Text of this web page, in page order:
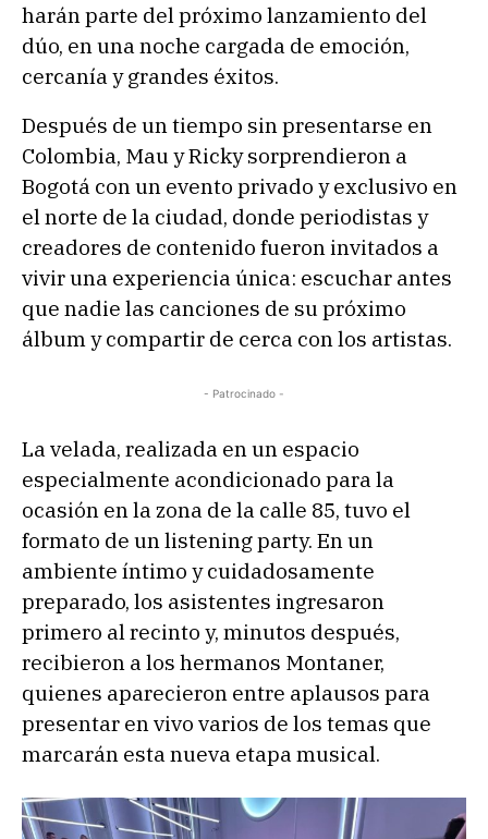
harán parte del próximo lanzamiento del
dúo, en una noche cargada de emoción,
cercanía y grandes éxitos.
Después de un tiempo sin presentarse en
Colombia, Mau y Ricky sorprendieron a
Bogotá con un evento privado y exclusivo en
el norte de la ciudad, donde periodistas y
creadores de contenido fueron invitados a
vivir una experiencia única: escuchar antes
que nadie las canciones de su próximo
álbum y compartir de cerca con los artistas.
- Patrocinado -
La velada, realizada en un espacio
especialmente acondicionado para la
ocasión en la zona de la calle 85, tuvo el
formato de un listening party. En un
ambiente íntimo y cuidadosamente
preparado, los asistentes ingresaron
primero al recinto y, minutos después,
recibieron a los hermanos Montaner,
quienes aparecieron entre aplausos para
presentar en vivo varios de los temas que
marcarán esta nueva etapa musical.